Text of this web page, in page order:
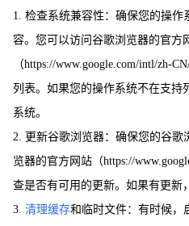
1. 检查系统兼容性：确保您的操
容。您可以访问谷歌浏览器的官方
（https://www.google.com/intl/zh-
列表。如果您的操作系统不在支持
系统。
2. 更新谷歌浏览器：确保您的谷歌
览器的官方网站（https://
查是否有可用的更新。如果有更新
3. 清理缓存和临时文件：有时候，